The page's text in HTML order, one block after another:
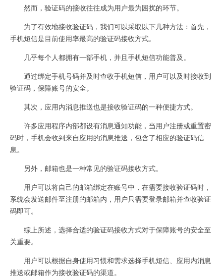
然而，验证码的接收往往成为用户最为困扰的环节。
为了有效地接收验证码，我们可以采取以下几种方法：首先，
手机短信是目前使用率最高的验证码接收方式。
几乎每个人都拥有一部手机，并且手机短信功能普及。
通过绑定手机号码并及时查收手机短信，用户可以及时接收到
验证码，保障账号的安全。
其次，应用内消息推送也是接收验证码的一种便捷方式。
许多应用程序内部都设有消息通知功能，当用户注册或重置密
码时，手机会收到来自应用的消息推送，包含了相应的验证码信
息。
另外，邮箱也是一种常见的验证码接收方式。
用户可以将自己的邮箱绑定在账号中，在需要接收验证码时，
系统会发送邮件至注册的邮箱内，用户只需要登录邮箱并查收验证
码即可。
综上所述，选择合适的验证码接收方式对于保障账号的安全至
关重要。
用户可以根据自身使用习惯和需求选择手机短信、应用内消息
推送或邮箱作为接收验证码的渠道。